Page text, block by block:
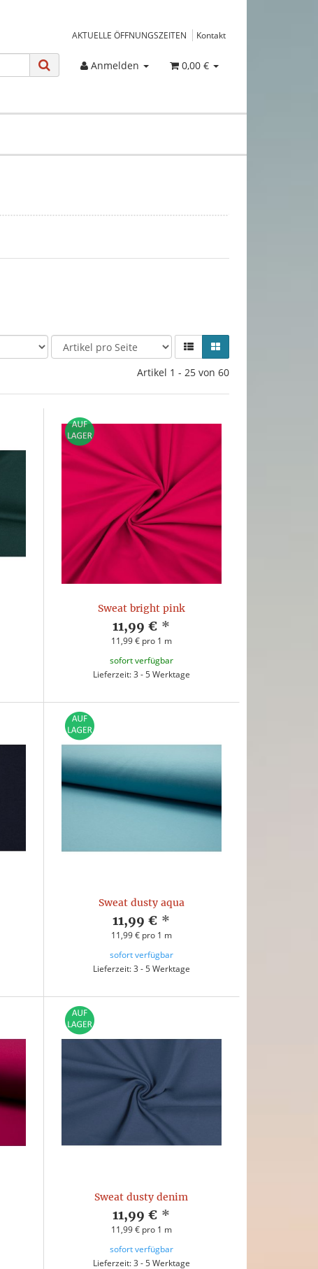
AKTUELLE ÖFFNUNGSZEITEN Kontakt
Anmelden 0,00 €
Artikel 1 - 25 von 60
Sweat bright pink
11,99 € *
11,99 € pro 1 m
sofort verfügbar
Lieferzeit: 3 - 5 Werktage
Sweat dusty aqua
11,99 € *
11,99 € pro 1 m
sofort verfügbar
Lieferzeit: 3 - 5 Werktage
Sweat dusty denim
11,99 € *
11,99 € pro 1 m
sofort verfügbar
Lieferzeit: 3 - 5 Werktage